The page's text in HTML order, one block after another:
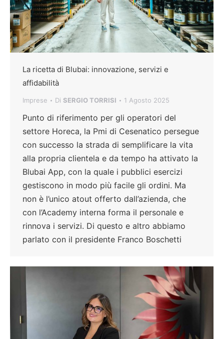
La ricetta di Blubai: innovazione, servizi e
affidabilità
Imprese Di SERGIO TORRISI 1 Agosto 2025
Punto di riferimento per gli operatori del
settore Horeca, la Pmi di Cesenatico persegue
con successo la strada di semplificare la vita
alla propria clientela e da tempo ha attivato la
Blubai App, con la quale i pubblici esercizi
gestiscono in modo più facile gli ordini. Ma
non è l’unico atout offerto dall’azienda, che
con l’Academy interna forma il personale e
rinnova i servizi. Di questo e altro abbiamo
parlato con il presidente Franco Boschetti